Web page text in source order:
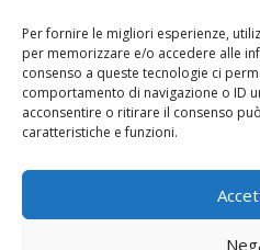
Per fornire le migliori esperienze,
per memorizzare e/o accedere alle
consenso a queste tecnologie ci
comportamento di navigazione o ID
acconsentire o ritirare il consenso
caratteristiche e funzioni.
La Redazione
Direttore responsabile:
Critica Letteraria:Ambrogio